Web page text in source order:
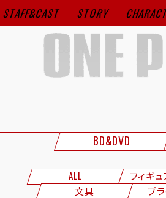
STAFF&CAST STORY
BD&DVD
ALL フィギ
文具
プ